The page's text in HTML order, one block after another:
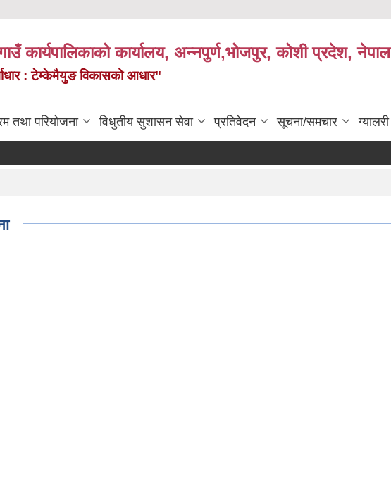
कार्यपालिकाको कार्यालय, अन्नपुर्ण,भोजपुर, कोशी प्रदेश, नेपाल
: टेम्केमैयुङ विकासको आधार"
तथा परियोजना विधुतीय सुशासन सेवा प्रतिवेदन सूचना/समचार ग्यालरी